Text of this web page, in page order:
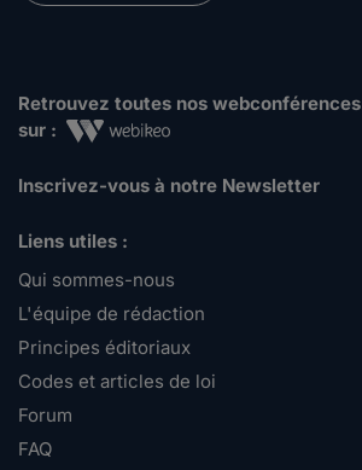
Retrouvez toutes nos webconférences
sur :
Inscrivez-vous à notre Newsletter
Liens utiles :
Qui sommes-nous
L'équipe de rédaction
Principes éditoriaux
Codes et articles de loi
Forum
FAQ